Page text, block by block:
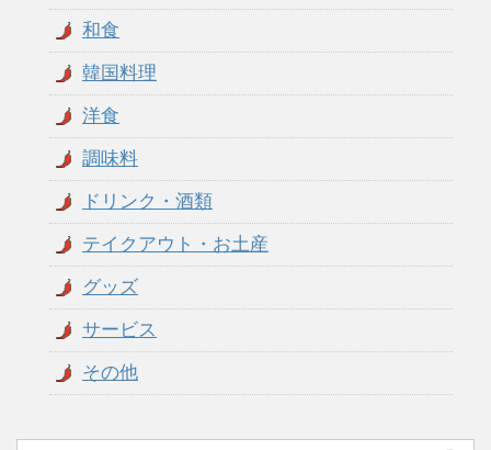
和食
韓国料理
洋食
調味料
ドリンク・酒類
テイクアウト・お土産
グッズ
サービス
その他